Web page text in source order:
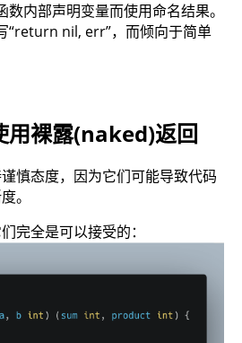
数内部声明变量而使用命名结果。
“return nil, err”，而倾向于简单
用裸露(naked)返回
慎态度，因为它们可能导致代码
。
完全是可以接受的：